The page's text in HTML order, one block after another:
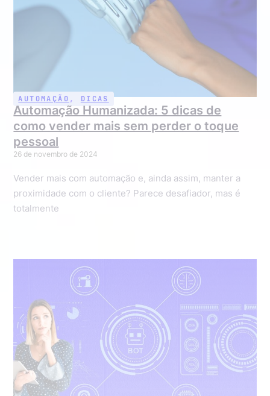
AUTOMAÇÃO , DICAS
Automação Humanizada: 5 dicas de
como vender mais sem perder o toque
pessoal
26 de novembro de 2024
Vender mais com automação e, ainda assim, manter a
proximidade com o cliente? Parece desafiador, mas é
totalmente